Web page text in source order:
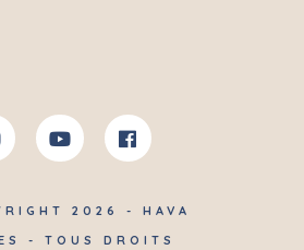
2026 - HAVA
- TOUS DROITS